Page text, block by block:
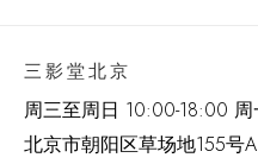
三影堂北京
周三至周日 10:00-18:00
北京市朝阳区草场地155号A